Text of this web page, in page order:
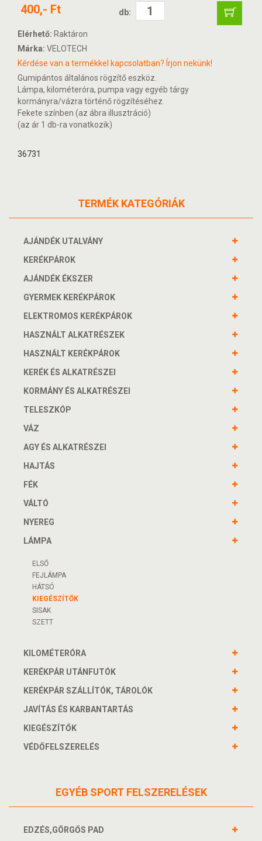
400,- Ft db:
Elérhető: Raktáron
Márka: VELOTECH
Kérdése van a termékkel kapcsolatban? Írjon nekünk!
Gumipántos általános rögzítő eszköz.
Lámpa, kilométeróra, pumpa vagy egyéb tárgy
kormányra/vázra történő rögzítéséhez.
Fekete színben (az ábra illusztráció)
(az ár 1 db-ra vonatkozik)
36731
TERMÉK KATEGÓRIÁK
AJÁNDÉK UTALVÁNY
KERÉKPÁROK
AJÁNDÉK ÉKSZER
GYERMEK KERÉKPÁROK
ELEKTROMOS KERÉKPÁROK
HASZNÁLT ALKATRÉSZEK
HASZNÁLT KERÉKPÁROK
KERÉK ÉS ALKATRÉSZEI
KORMÁNY ÉS ALKATRÉSZEI
TELESZKÓP
VÁZ
AGY ÉS ALKATRÉSZEI
HAJTÁS
FÉK
VÁLTÓ
NYEREG
LÁMPA
ELSŐ
FEJLÁMPA
HÁTSÓ
KIEGÉSZÍTŐK
SISAK
SZETT
KILOMÉTERÓRA
KERÉKPÁR UTÁNFUTÓK
KERÉKPÁR SZÁLLÍTÓK, TÁROLÓK
JAVÍTÁS ÉS KARBANTARTÁS
KIEGÉSZÍTŐK
VÉDŐFELSZERELÉS
EGYÉB SPORT FELSZERELÉSEK
EDZÉS,GÖRGŐS PAD